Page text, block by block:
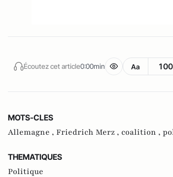
Écoutez cet article0:00min Aa
MOTS-CLES
Allemagne , Friedrich Merz , coalition ,
THEMATIQUES
Politique